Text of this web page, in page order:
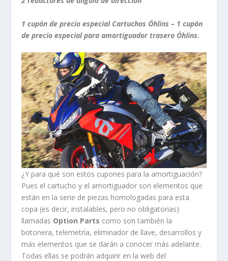
1 cupón de precio especial Cartuchos Öhlins – 1 cupón
de precio especial para amortiguador trasero Öhlins.
¿Y para qué son estos cupones para la amortiguación?
Pues el cartucho y el amortiguador son elementos que
están en la serie de piezas homologadas para esta
copa (es decir, instalables, pero no obligatorias)
llamadas Option Parts como son también la
botonera, telemetría, eliminador de llave, desarrollos y
más elementos que se darán a conocer más adelante.
Todas ellas se podrán adquirir en la web del